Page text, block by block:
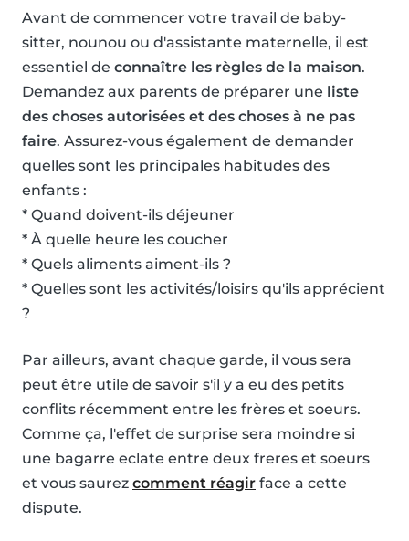
Avant de commencer votre travail de baby-
sitter, nounou ou d'assistante maternelle, il est
essentiel de connaître les règles de la maison.
Demandez aux parents de préparer une liste
des choses autorisées et des choses à ne pas
faire. Assurez-vous également de demander
quelles sont les principales habitudes des
enfants :
* Quand doivent-ils déjeuner
* À quelle heure les coucher
* Quels aliments aiment-ils ?
* Quelles sont les activités/loisirs qu'ils apprécient
?
Par ailleurs, avant chaque garde, il vous sera
peut être utile de savoir s'il y a eu des petits
conflits récemment entre les frères et soeurs.
Comme ça, l'effet de surprise sera moindre si
une bagarre eclate entre deux freres et soeurs
et vous saurez comment réagir face a cette
dispute.